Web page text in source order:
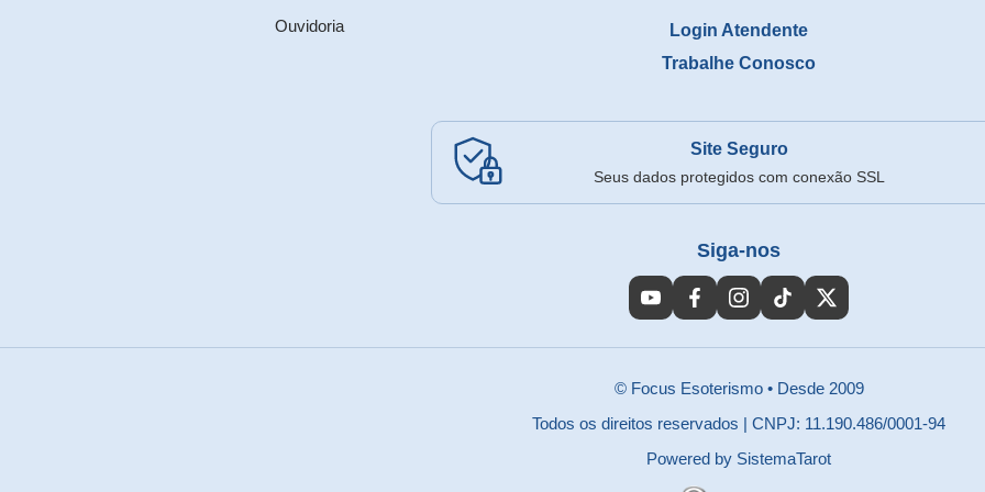
Ouvidoria
Login Atendente
Trabalhe Conosco
Site Seguro
Seus dados protegidos com conexão SSL
Siga-nos
© Focus Esoterismo •Desde 2009
Todos os direitos reservados | CNPJ: 11.190.486/0001-94
Powered by SistemaTarot